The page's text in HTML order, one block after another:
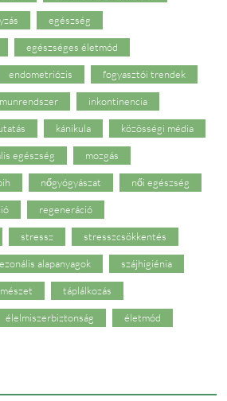
egészség
egészséges életmód
endometriózis fogyasztói trendek
inkontinencia
kánikula közösségi média
egészség mozgás
nőgyógyászat női egészség
regeneráció
stressz stresszcsökkentés
alapanyagok szájhigiénia
táplálkozás
élelmiszerbiztonság életmód